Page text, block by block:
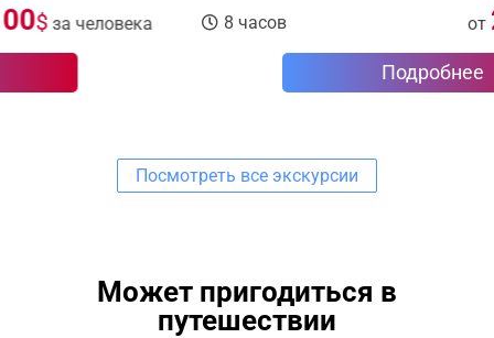
8 часов
от за человека
Посмотреть все экскурсии
Может пригодиться в
путешествии